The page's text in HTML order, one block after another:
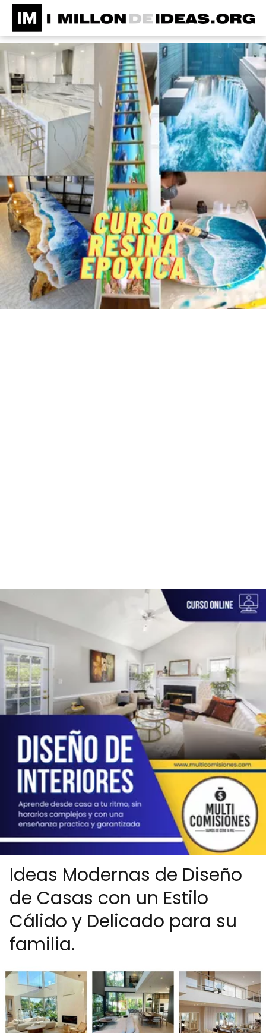
Ideas Modernas de Diseño
de Casas con un Estilo
Cálido y Delicado para su
familia.